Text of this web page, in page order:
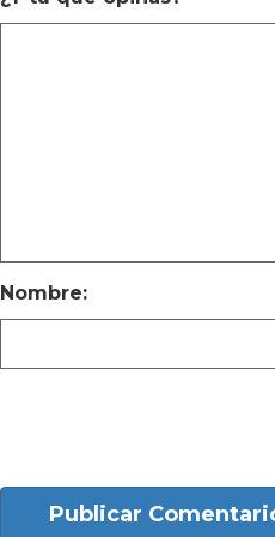
Nombre:
Publicar